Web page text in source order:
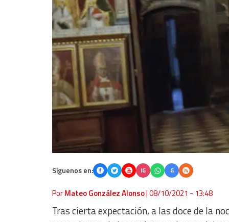
Síguenos en: IG G
PorMateo González Alonso|08/10/2021 - 13:48
Tras cierta expectación, a las doce de la